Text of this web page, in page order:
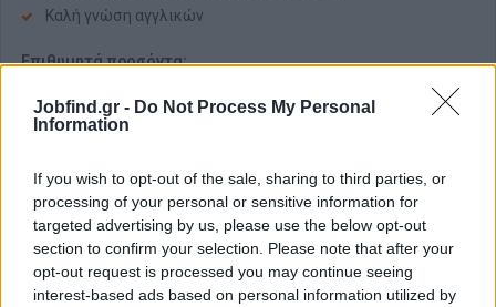
Jobfind.gr - Do Not Process My Personal
Information
If you wish to opt-out of the sale, sharing to third parties, or
processing of your personal or sensitive information for
targeted advertising by us, please use the below opt-out
section to confirm your selection. Please note that after your
opt-out request is processed you may continue seeing
interest-based ads based on personal information utilized by
Καλή γνώση αγγλικών
Επιθυμητά προσόντα:
Επικοινωνιακές δεξιότητες
Παροχές
Διατροφή στο Staff Restaurant
Διαμονή στα Staff Houses
Παροχή μετακίνησης προσωπικού από/προς ξενοδοχείο